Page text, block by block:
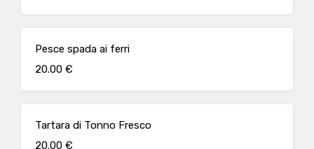
Pesce spada ai ferri
20.00 €
Tartara di Tonno Fresco
20.00 €